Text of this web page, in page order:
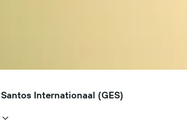
Internationaal (GES)